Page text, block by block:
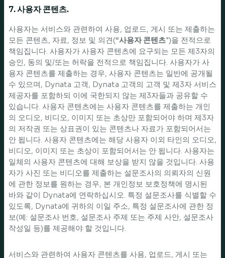
7. 사용자 콘텐츠.
사용자는 서비스와 관련하여 사용, 업로드, 게시 또는 제출하는
모든 콘텐츠, 자료, 정보 및 의견(“사용자 콘텐츠")을 전적으로
책임집니다. 사용자가 사용자 콘텐츠에 요구되는 모든 제3자의
승인, 동의 및/또는 허락을 전적으로 책임집니다. 사용자가 사
용자 콘텐츠를 제출하는 경우, 사용자 콘텐츠는 일반에 공개될
수 있으며, Dynata 고객, Dynata 고객의 고객 및 제3자 서비스
제공자를 포함하되 이에 국한되지 않는 제3자들과 공유할 수
있습니다. 사용자 콘텐츠에는 사용자 콘텐츠를 제출하는 개인
의 오디오, 비디오, 이미지 또는 초상만 포함되어야 하며 제3자
의 저작권 또는 상표권이 있는 콘텐츠나 자료가 포함되어서는
안 됩니다. 사용자 콘텐츠에는 해당 사용자 이외 타인의 오디오,
비디오, 이미지 또는 초상이 포함되어서는 안 됩니다. 사용자는
일체의 사용자 콘텐츠에 대해 보상을 받지 않을 것입니다. 사용
자가 사진 또는 비디오를 제출하는 설문조사의 의뢰자의 신원
에 관한 정보를 원하는 경우, 본 개인정보 보호정책에 명시된
바와 같이 Dynata에 연락하십시오. 특정 설문조사를 식별할 수
있도록, Dynata에 귀하의 이일 주소, 특정 설문조사에 관한 정
보(예: 설문조사 번호, 설문조사 주제 또는 주제 사안, 설문조사
작성일 등)를 제공해야 할 것입니다.
서비스와 관련하여 사용자 콘텐츠를 사용, 업로드, 게시 또는